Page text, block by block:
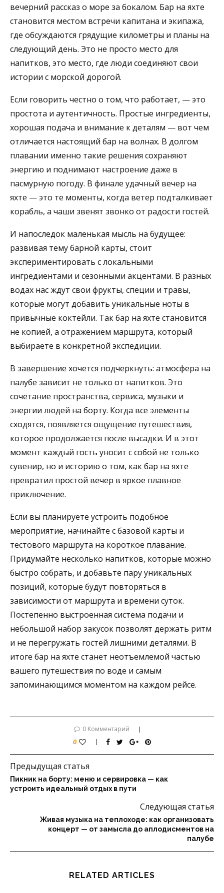
вечерний рассказ о море за бокалом. Бар на яхте
становится местом встречи капитана и экипажа,
где обсуждаются грядущие километры и планы на
следующий день. Это не просто место для
напитков, это место, где люди соединяют свои
истории с морской дорогой.
Если говорить честно о том, что работает, — это
простота и аутентичность. Простые ингредиенты,
хорошая подача и внимание к деталям — вот чем
отличается настоящий бар на волнах. В долгом
плавании именно такие решения сохраняют
энергию и поднимают настроение даже в
пасмурную погоду. В финале удачный вечер на
яхте — это те моменты, когда ветер подталкивает
корабль, а чаши звенят звонко от радости гостей.
И напоследок маленькая мысль на будущее:
развивая тему барной карты, стоит
экспериментировать с локальными
ингредиентами и сезонными акцентами. В разных
водах нас ждут свои фрукты, специи и травы,
которые могут добавить уникальные ноты в
привычные коктейли. Так бар на яхте становится
не копией, а отражением маршрута, который
выбираете в конкретной экспедиции.
В завершение хочется подчеркнуть: атмосфера на
палубе зависит не только от напитков. Это
сочетание пространства, сервиса, музыки и
энергии людей на борту. Когда все элементы
сходятся, появляется ощущение путешествия,
которое продолжается после высадки. И в этот
момент каждый гость уносит с собой не только
сувенир, но и историю о том, как бар на яхте
превратил простой вечер в яркое плавное
приключение.
Если вы планируете устроить подобное
мероприятие, начинайте с базовой карты и
тестового маршрута на короткое плавание.
Придумайте несколько напитков, которые можно
быстро собрать, и добавьте пару уникальных
позиций, которые будут повторяться в
зависимости от маршрута и времени суток.
Постепенно выстроенная система подачи и
небольшой набор закусок позволят держать ритм
и не перегружать гостей лишними деталями. В
итоге бар на яхте станет неотъемлемой частью
вашего путешествия по воде и самым
запоминающимся моментом на каждом рейсе.
0 Комментарий
0
Предыдущая статья
Пикник на борту: меню и сервировка — как
устроить идеальный отдых в пути
Следующая статья
Живая музыка на теплоходе: как организовать
концерт — от замысла до аплодисментов на
палубе
RELATED ARTICLES